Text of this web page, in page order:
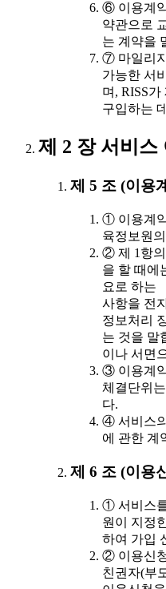
⑥ 이용계
약관으로
는 계약을
⑦ 마일리
가능한 서
며, RISS
구입하는
제 2 장 서비스
제 5 조 (이용
① 이용계
육정보원
② 제 1항의
을 할 때에
요로 하는
사항을 전
정보처리
는 것을 말
이나 서면
③ 이용계
체결단위
다.
④ 서비스
에 관한 계
제 6 조 (이용
① 서비스
원이 지정
하여 가입
② 이용신
친권자(부